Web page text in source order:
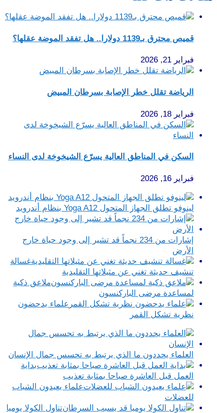
قميص محترق بـ1139 دولارا.. هل تفقد الموضة عقلها؟
فبراير 21, 2026
الرياضة تقلل خطر الإصابة بسرطان المبيض
فبراير 18, 2026
السكن في المناطق العالية يسرّع الشيخوخة لدى النساء
فبراير 16, 2026
لينوفو تطلق الجهاز المتحول Yoga A12 بنظام أندرويد
إشارات من 234 نجماً قد تشير إلى وجود حياة خارج
الأرض
غسالة
تنشيف حديثة تغني عن مثيلاتها التقليدية
ملاعق ذكية
لمساعدة مرضى الباركنسون
علماء يدحضون
نظرية تشكل القمر
العلماء يحددون ما الذي يرتبط به تحسس جمال الإنسان
بداية
العمل قبل العاشرة صباحا بمثابة تعذيب
علماء يعيدون الشباب
للعضلات
تناول الكولا يوميا